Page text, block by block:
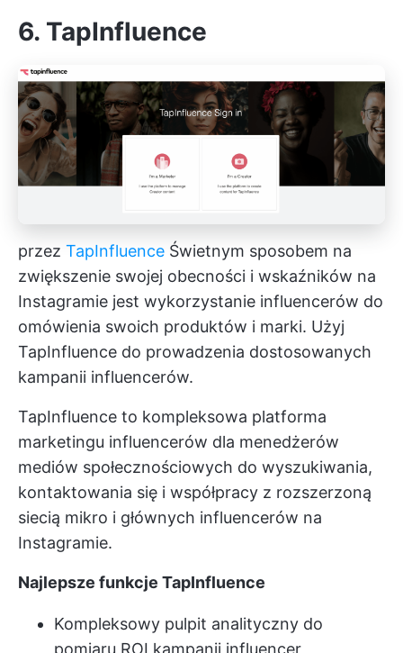
6. TapInfluence
przez TapInfluence Świetnym sposobem na
zwiększenie swojej obecności i wskaźników na
Instagramie jest wykorzystanie influencerów do
omówienia swoich produktów i marki. Użyj
TapInfluence do prowadzenia dostosowanych
kampanii influencerów.
TapInfluence to kompleksowa platforma
marketingu influencerów dla menedżerów
mediów społecznościowych do wyszukiwania,
kontaktowania się i współpracy z rozszerzoną
siecią mikro i głównych influencerów na
Instagramie.
Najlepsze funkcje TapInfluence
Kompleksowy pulpit analityczny do
pomiaru ROI kampanii influencer